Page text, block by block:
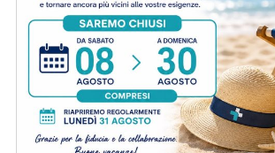
di chirurgia generale e specialistica.
Day surgery e ambulatori chirurgici
: Per gli
ambulatoriale e di day surgery.
Medicina estetica: Per le procedure invasive
che richiedono un campo sterile.
Metodo di spedizione